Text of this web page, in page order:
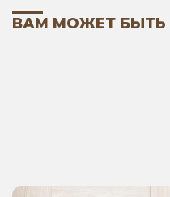
ВАМ МОЖЕТ БЫТЬ